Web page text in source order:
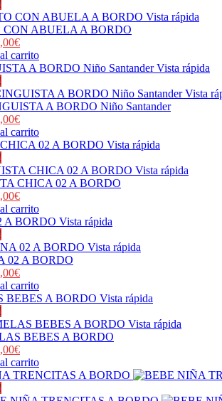
Vista rápida
CON ABUELA A BORDO
€
carrito
Vista rápida
Vista
A BORDO Niño Santander
€
carrito
Vista rápida
Vista rápida
CHICA 02 A BORDO
€
carrito
Vista rápida
Vista rápida
02 A BORDO
€
carrito
Vista rápida
Vista rápida
BEBES A BORDO
€
carrito